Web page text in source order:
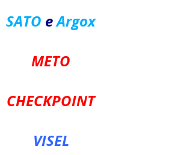
SATO eArgox
METO
CHECKPOINT
VISEL